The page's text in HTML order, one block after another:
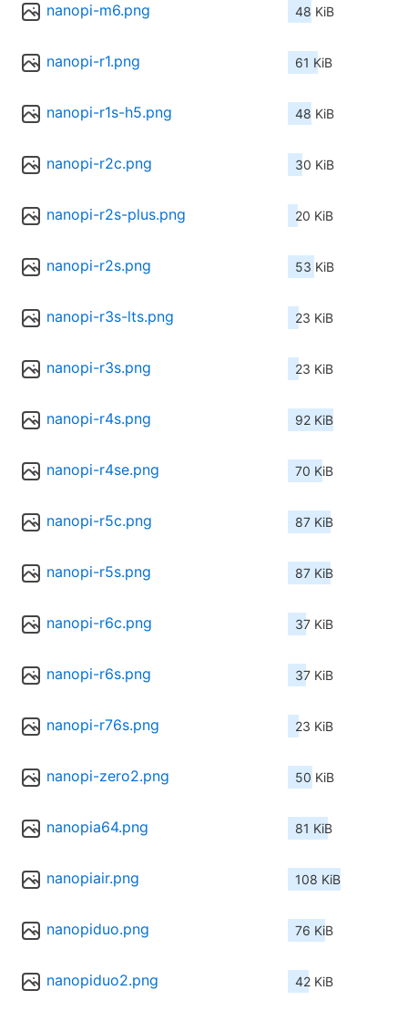
nanopi-m6.png 48 KiB
nanopi-r1.png 61 KiB
nanopi-r1s-h5.png 48 KiB
nanopi-r2c.png 30 KiB
nanopi-r2s-plus.png 20 KiB
nanopi-r2s.png 53 KiB
nanopi-r3s-lts.png 23 KiB
nanopi-r3s.png 23 KiB
nanopi-r4s.png 92 KiB
nanopi-r4se.png 70 KiB
nanopi-r5c.png 87 KiB
nanopi-r5s.png 87 KiB
nanopi-r6c.png 37 KiB
nanopi-r6s.png 37 KiB
nanopi-r76s.png 23 KiB
nanopi-zero2.png 50 KiB
nanopia64.png 81 KiB
nanopiair.png 108 KiB
nanopiduo.png 76 KiB
nanopiduo2.png 42 KiB